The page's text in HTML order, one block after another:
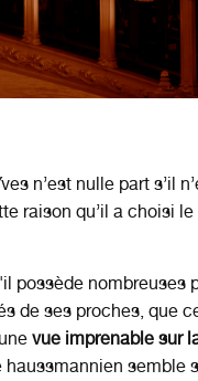
n’est nulle part s’il
raison qu’il a choisi le
possède nombreuses
de ses proches, que
vue imprenable sur
semble